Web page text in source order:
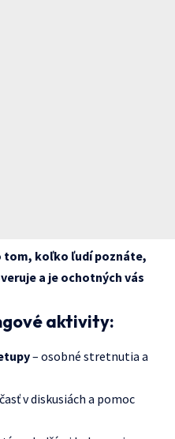
tom, koľko ľudí poznáte,
a je ochotných vás
aktivity:
– osobné stretnutia a
v diskusiách a pomoc